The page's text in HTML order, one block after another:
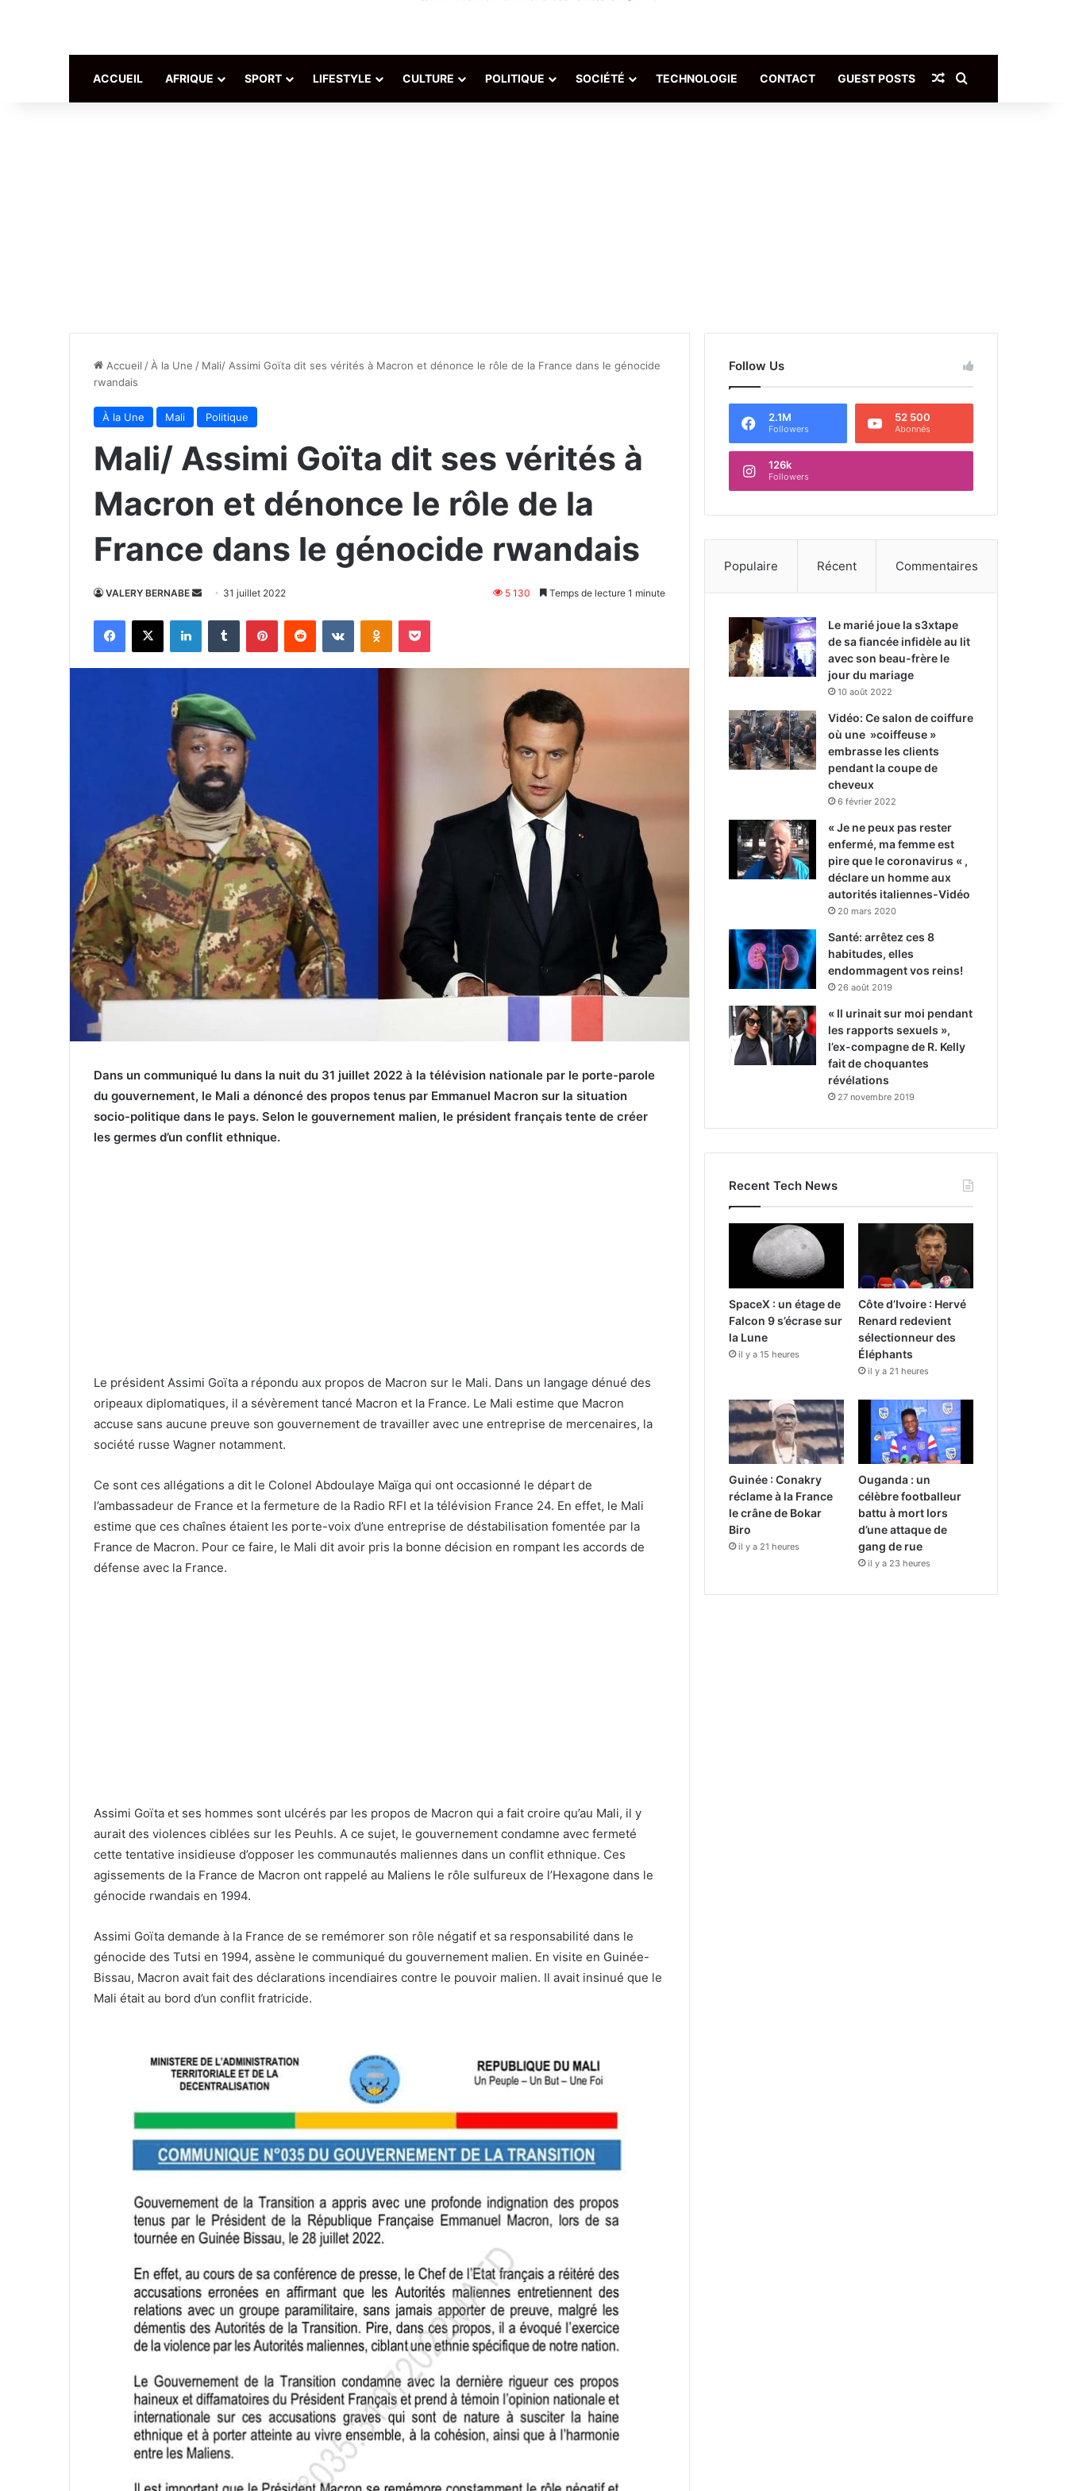
ACCUEIL AFRIQUE SPORT LIFESTYLE CULTURE POLITIQUE SOCIÉTÉ TECHNOLOGIE CONTACT GUEST POSTS Article Aléatoire
Accueil / À la Une / Mali/ Assimi Goïta dit ses vérités à Macron et dénonce le rôle de la France dans le génocide
rwandais
À la Une Mali Politique
Mali/ Assimi Goïta dit ses vérités à
Macron et dénonce le rôle de la
France dans le génocide rwandais
VALERY BERNABE
Envoyer
courriel
31 juillet 2022 5 130 Temps de lecture 1 minute
Facebook
X LinkedinTumblr PinterestReddit VKontakteOdnoklassniki
Pocket
Dans un communiqué lu dans la nuit du 31 juillet 2022 à la télévision nationale par le porte-parole
du gouvernement, le Mali a dénoncé des propos tenus par Emmanuel Macron sur la situation
socio-politique dans le pays. Selon le gouvernement malien, le président français tente de créer
les germes d’un conflit ethnique.
Le président Assimi Goïta a répondu aux propos de Macron sur le Mali. Dans un langage dénué des
oripeaux diplomatiques, il a sévèrement tancé Macron et la France. Le Mali estime que Macron
accuse sans aucune preuve son gouvernement de travailler avec une entreprise de mercenaires, la
société russe Wagner notamment.
Ce sont ces allégations a dit le Colonel Abdoulaye Maïga qui ont occasionné le départ de
l’ambassadeur de France et la fermeture de la Radio RFI et la télévision France 24. En effet, le Mali
estime que ces chaînes étaient les porte-voix d’une entreprise de déstabilisation fomentée par la
France de Macron. Pour ce faire, le Mali dit avoir pris la bonne décision en rompant les accords de
défense avec la France.
Assimi Goïta et ses hommes sont ulcérés par les propos de Macron qui a fait croire qu’au Mali, il y
aurait des violences ciblées sur les Peuhls. A ce sujet, le gouvernement condamne avec fermeté
cette tentative insidieuse d’opposer les communautés maliennes dans un conflit ethnique. Ces
agissements de la France de Macron ont rappelé au Maliens le rôle sulfureux de l’Hexagone dans le
génocide rwandais en 1994.
Assimi Goïta demande à la France de se remémorer son rôle négatif et sa responsabilité dans le
génocide des Tutsi en 1994, assène le communiqué du gouvernement malien. En visite en Guinée-
Bissau, Macron avait fait des déclarations incendiaires contre le pouvoir malien. Il avait insinué que le
Mali était au bord d’un conflit fratricide.
Follow Us
2.1M
Followers
52 500
Abonnés
126k
Followers
Populaire Récent Commentaires
Le marié joue la s3xtape
de sa fiancée infidèle au lit
avec son beau-frère le
jour du mariage
10 août 2022
Vidéo: Ce salon de coiffure
où une »coiffeuse »
embrasse les clients
pendant la coupe de
cheveux
6 février 2022
« Je ne peux pas rester
enfermé, ma femme est
pire que le coronavirus « ,
déclare un homme aux
autorités italiennes-Vidéo
20 mars 2020
Santé: arrêtez ces 8
habitudes, elles
endommagent vos reins!
26 août 2019
« Il urinait sur moi pendant
les rapports sexuels »,
l’ex-compagne de R. Kelly
fait de choquantes
révélations
27 novembre 2019
Recent Tech News
SpaceX : un étage de
Falcon 9 s’écrase sur
la Lune
il y a 15 heures
Côte d’Ivoire : Hervé
Renard redevient
sélectionneur des
Éléphants
il y a 21 heures
Guinée : Conakry
réclame à la France
le crâne de Bokar
Biro
il y a 21 heures
Ouganda : un
célèbre footballeur
battu à mort lors
d’une attaque de
gang de rue
il y a 23 heures